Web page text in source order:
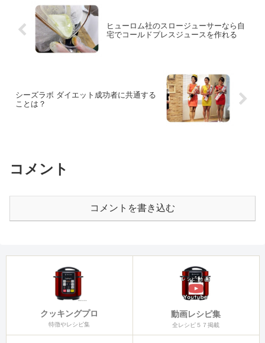
ヒューロム社のスロージューサーなら自
宅でコールドプレスジュースを作れる
シーズラボ ダイエット成功者に共通する
ことは？
コメント
コメントを書き込む
クッキングプロ
特徴やレシピ集
動画レシピ集
全レシピ５７掲載